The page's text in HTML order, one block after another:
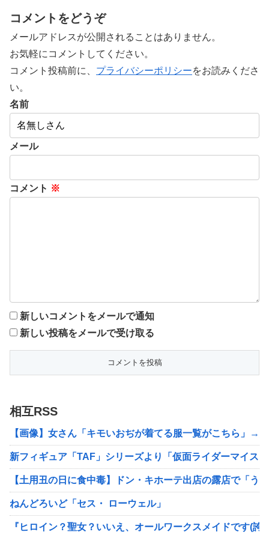
コメントをどうぞ
メールアドレスが公開されることはありません。
お気軽にコメントしてください。
コメント投稿前に、 プライバシーポリシーをお読みくださ
い。
名前
メール
コメント ※
新しいコメントをメールで通知
新しい投稿をメールで受け取る
相互RSS
【画像】女さん「キモいおぢが着てる服一覧がこちら」→
新フィギュア「TAF」シリーズより「仮面ライダーマイス
【土用丑の日に食中毒】ドン・キホーテ出店の露店で「う
ねんどろいど「セス・ ローウェル」
『ヒロイン？聖女？いいえ、オールワークスメイドです(